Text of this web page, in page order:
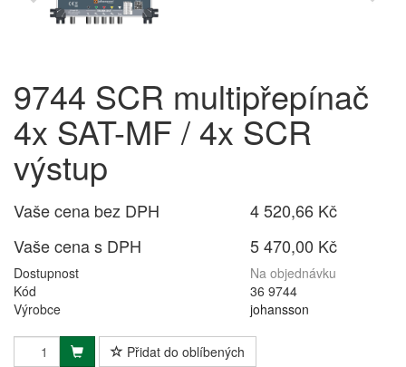
9744 SCR multipřepínač
4x SAT-MF / 4x SCR
výstup
Vaše cena bez DPH
4 520,66 Kč
Vaše cena s DPH
5 470,00 Kč
Dostupnost
Na objednávku
Kód
36 9744
Výrobce
johansson
Přidat do oblíbených